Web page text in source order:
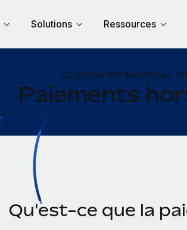
Solutions Ressources
GLOSSAIRE MONDIAL
Paiements
Qu'est-ce que la